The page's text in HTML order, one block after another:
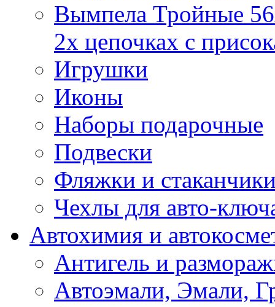
Вымпела Тройные
2х цепочках с
Игрушки
Иконы
Наборы подарочные
Подвески
Фляжки и
Чехлы для авто-
Автохимия и
Антигель и
Автоэмали, Эмали,